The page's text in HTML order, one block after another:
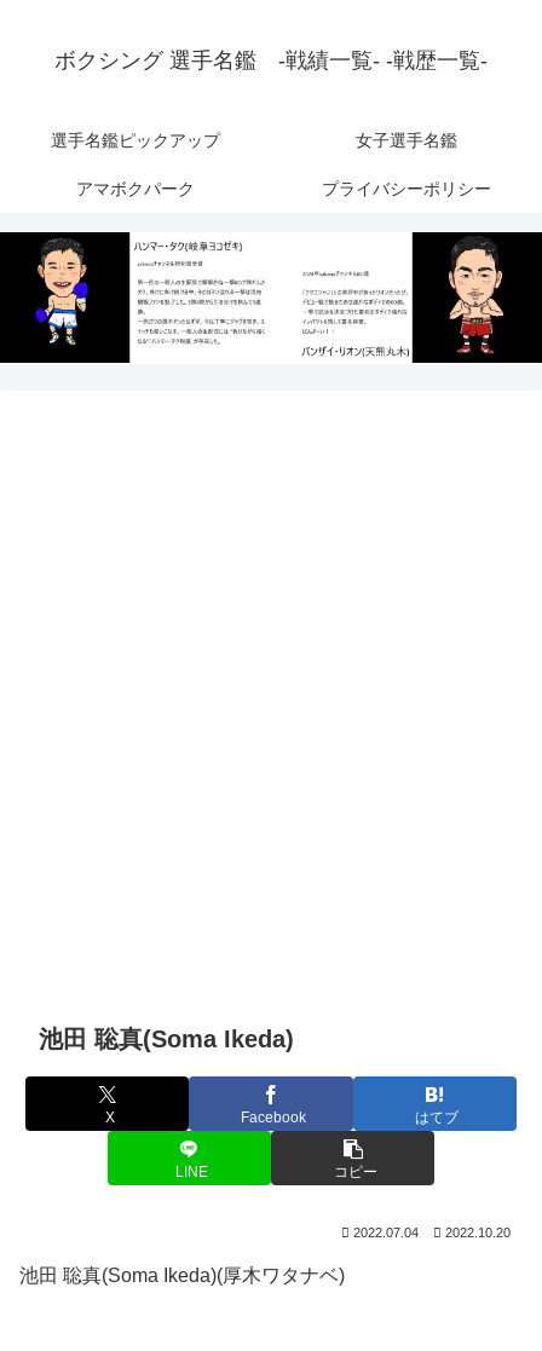
ボクシング 選手名鑑 -戦績一覧- -戦歴一覧-
選手名鑑ピックアップ 女子選手名鑑
アマボクパーク プライバシーポリシー
池田 聡真(Soma Ikeda)
X Facebook はてブ
LINE コピー
2022.07.04 2022.10.20
池田 聡真(Soma Ikeda)(厚木ワタナベ)